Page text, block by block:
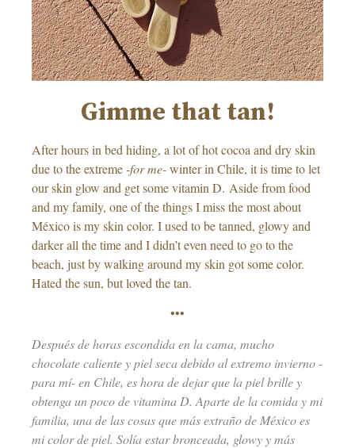
Gimme that tan!
After hours in bed hiding, a lot of hot cocoa and dry skin
due to the extreme -for me-winter in Chile, it is time to let
our skin glow and get some vitamin D. Aside from food
and my family, one of the things I miss the most about
México is my skin color. I used to be tanned, glowy and
darker all the time and I didn’t even need to go to the
beach, just by walking around my skin got some color.
Hated the sun, but loved the tan.
•••
Después de horas escondida en la cama, mucho
chocolate caliente y piel seca debido al extremo invierno -
para mí- en Chile, es hora de dejar que la piel brille y
obtenga un poco de vitamina D. Aparte de la comida y mi
familia, una de las cosas que más extraño de México es
mi color de piel. Solía estar bronceada, glowy y más